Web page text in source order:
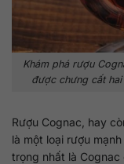
Khám phá rượu
được chưng cất
Rượu Cognac, hay
là một loại rượu
trọng nhất là